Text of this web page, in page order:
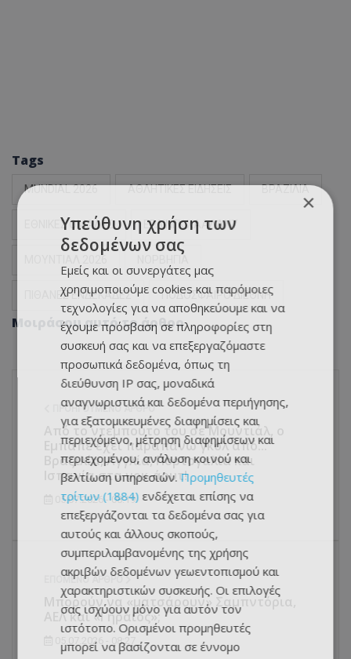
Tags
MUNDIAL 2026 ΑΘΛΗΤΙΚΕΣ ΕΙΔΗΣΕΙΣ ΒΡΑΖΙΛΙΑ
ΕΘΝΙΚΕΣ ΟΜΑΔΕΣ ΕΡΛΙΝΓΚ ΧΑΑΛΑΝΤ
ΠΙΘΑΝΕΣ ΕΝΔΕΚΑΔΕΣ ΠΟΔΟΣΦΑΙΡΟ ΔΙΕΘΝΗ
Μοιράσου αυτό το άρθρο
ΠΡΟΗΓΟΎΜΕΝΟ ΆΡΘΡΟ
Από το ντεμπούτο του σε Μουντιάλ, ο
Εμπαπέ έχει παραπάνω γκολ από...
Βραζιλία, Αγγλία, Πορτογαλία και
Ισπανία στα νοκ-άουτ!
05.07.2026 - 08:19
ΕΠΌΜΕΝΟ ΆΡΘΡΟ
Μπορούν να «ματσάρουν» Σαμπντόρια,
ΑΕΛ και «Γηραιός»;
05.07.2026 - 08:27
×
Υπεύθυνη χρήση των
δεδομένων σας
Εμείς και οι συνεργάτες μας
χρησιμοποιούμε cookies και παρόμοιες
τεχνολογίες για να αποθηκεύουμε και να
έχουμε πρόσβαση σε πληροφορίες στη
συσκευή σας και να επεξεργαζόμαστε
προσωπικά δεδομένα, όπως τη
διεύθυνση IP σας, μοναδικά
αναγνωριστικά και δεδομένα περιήγησης,
για εξατομικευμένες διαφημίσεις και
περιεχόμενο, μέτρηση διαφημίσεων και
περιεχομένου, ανάλυση κοινού και
βελτίωση υπηρεσιών. Προμηθευτές
τρίτων (1884) ενδέχεται επίσης να
επεξεργάζονται τα δεδομένα σας για
αυτούς και άλλους σκοπούς,
συμπεριλαμβανομένης της χρήσης
ακριβών δεδομένων γεωεντοπισμού και
χαρακτηριστικών συσκευής. Οι επιλογές
σας ισχύουν μόνο για αυτόν τον
ιστότοπο. Ορισμένοι προμηθευτές
μπορεί να βασίζονται σε έννομο